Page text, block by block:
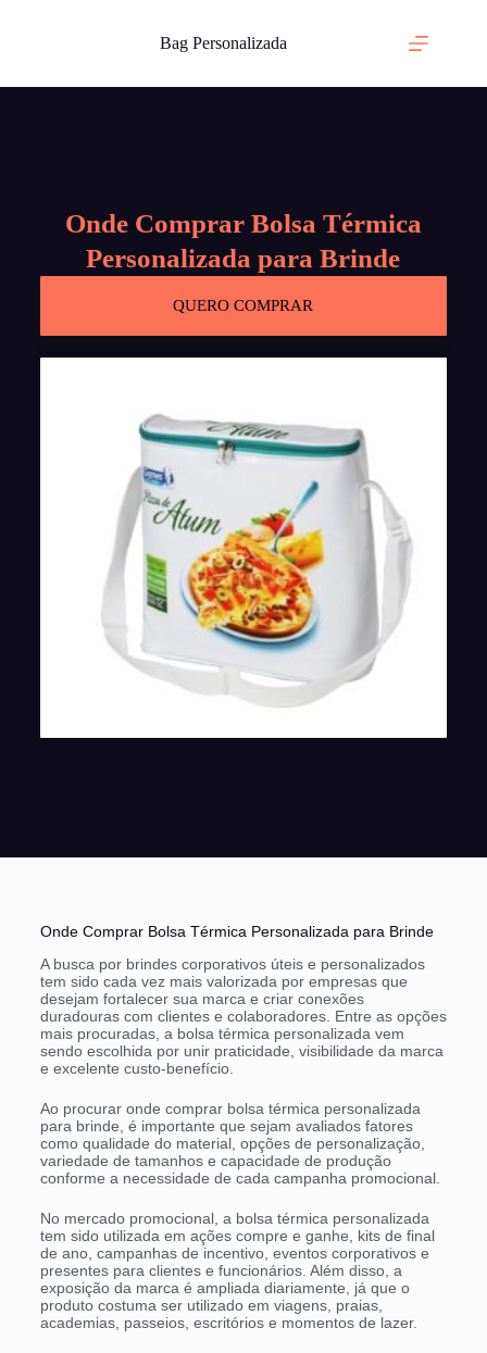
Bag Personalizada
Onde Comprar Bolsa Térmica
Personalizada para Brinde
QUERO COMPRAR
Onde Comprar Bolsa Térmica Personalizada para Brinde
A busca por brindes corporativos úteis e personalizados
tem sido cada vez mais valorizada por empresas que
desejam fortalecer sua marca e criar conexões
duradouras com clientes e colaboradores. Entre as opções
mais procuradas, a bolsa térmica personalizada vem
sendo escolhida por unir praticidade, visibilidade da marca
e excelente custo-benefício.
Ao procurar onde comprar bolsa térmica personalizada
para brinde, é importante que sejam avaliados fatores
como qualidade do material, opções de personalização,
variedade de tamanhos e capacidade de produção
conforme a necessidade de cada campanha promocional.
No mercado promocional, a bolsa térmica personalizada
tem sido utilizada em ações compre e ganhe, kits de final
de ano, campanhas de incentivo, eventos corporativos e
presentes para clientes e funcionários. Além disso, a
exposição da marca é ampliada diariamente, já que o
produto costuma ser utilizado em viagens, praias,
academias, passeios, escritórios e momentos de lazer.